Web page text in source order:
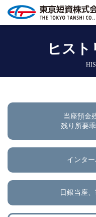
ヒスト
当座預金
残り所要
インタ
日銀当座